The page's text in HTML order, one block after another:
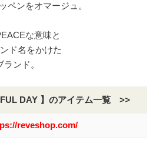
ペンをオマージュ。
な意味と
ド名をかけた
ンド。
DAY 】のアイテム一覧 >>
reveshop.com/